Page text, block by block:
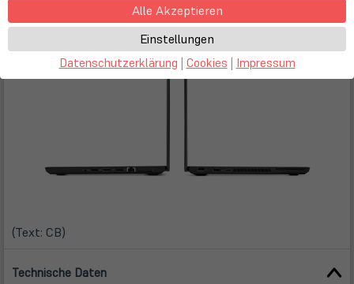
Wenn du Fragen hast, sind wir jederzeit für dich da.
(Text: CB)
Technische Daten
Alle Akzeptieren
Einstellungen
Datenschutzerklärung | Cookies | Impressum